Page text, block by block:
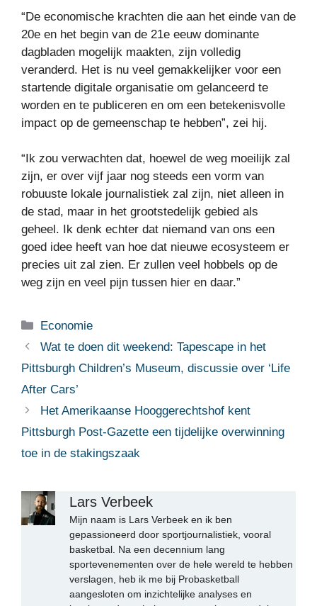
“De economische krachten die aan het einde van de
20e en het begin van de 21e eeuw dominante
dagbladen mogelijk maakten, zijn volledig
veranderd. Het is nu veel gemakkelijker voor een
startende digitale organisatie om gelanceerd te
worden en te publiceren en om een ​​betekenisvolle
impact op de gemeenschap te hebben”, zei hij.
“Ik zou verwachten dat, hoewel de weg moeilijk zal
zijn, er over vijf jaar nog steeds een vorm van
robuuste lokale journalistiek zal zijn, niet alleen in
de stad, maar in het grootstedelijk gebied als
geheel. Ik denk echter dat niemand van ons een
goed idee heeft van hoe dat nieuwe ecosysteem er
precies uit zal zien. Er zullen veel hobbels op de
weg zijn en veel pijn tussen hier en daar.”
Categorieën
Economie
Wat te doen dit weekend: Tapescape in het
Pittsburgh Children’s Museum, discussie over ‘Life
After Cars’
Het Amerikaanse Hooggerechtshof kent
Pittsburgh Post-Gazette een tijdelijke overwinning
toe in de stakingszaak
Lars Verbeek
Mijn naam is Lars Verbeek en ik ben
gepassioneerd door sportjournalistiek, vooral
basketbal. Na een decennium lang
sportevenementen over de hele wereld te hebben
verslagen, heb ik me bij Probasketball
aangesloten om inzichtelijke analyses en